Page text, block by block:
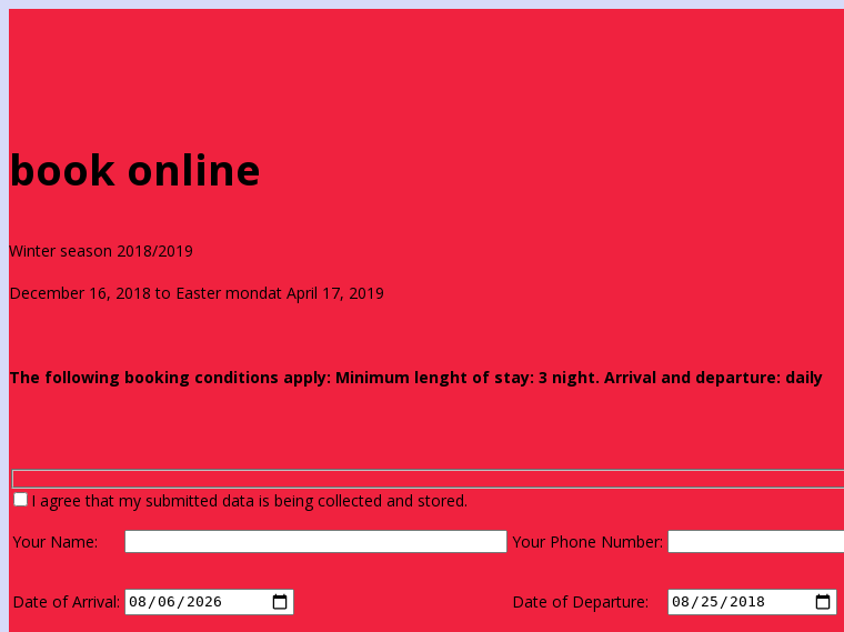
book online
Winter season 2018/2019
December 16, 2018 to Easter mondat April 17, 2019
The following booking conditions apply: Minimum lenght of stay: 3 night. Arrival and departure: daily
I agree that my submitted data is being collected and stored.
Your Name:
Your Phone Number:
Date of Arrival: Date of Departure: